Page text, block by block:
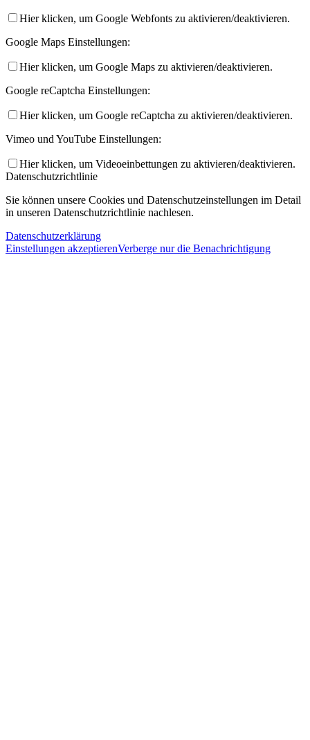
Hier klicken, um Google Webfonts zu aktivieren/deaktivieren.
Google Maps Einstellungen:
Hier klicken, um Google Maps zu aktivieren/deaktivieren.
Google reCaptcha Einstellungen:
Hier klicken, um Google reCaptcha zu aktivieren/deaktivieren.
Vimeo und YouTube Einstellungen:
Hier klicken, um Videoeinbettungen zu aktivieren/deaktivieren.
Datenschutzrichtlinie
Sie können unsere Cookies und Datenschutzeinstellungen im Detail
in unseren Datenschutzrichtlinie nachlesen.
Datenschutzerklärung
Einstellungen akzeptierenVerberge nur die Benachrichtigung